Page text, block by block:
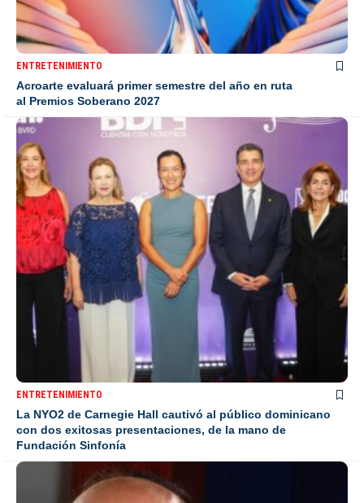
ENTRETENIMIENTO
Acroarte evaluará primer semestre del año en ruta
al Premios Soberano 2027
ENTRETENIMIENTO
La NYO2 de Carnegie Hall cautivó al público dominicano
con dos exitosas presentaciones, de la mano de
Fundación Sinfonía